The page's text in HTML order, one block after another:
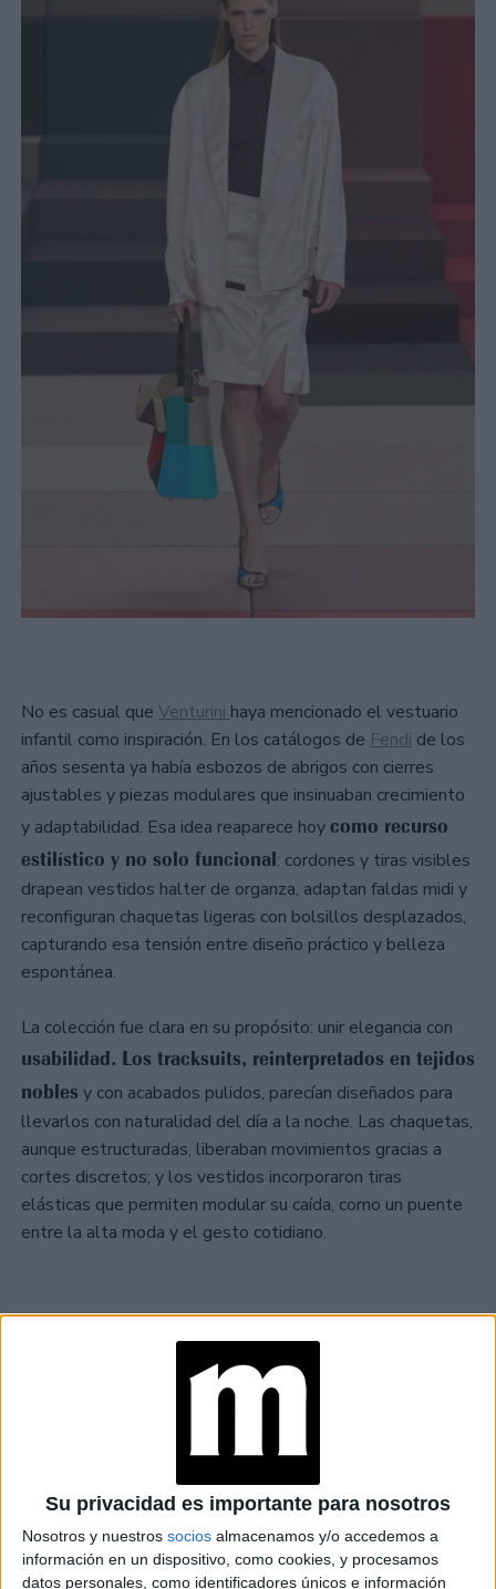
Su privacidad es importante para nosotros
Nosotros y nuestros socios almacenamos y/o accedemos a
información en un dispositivo, como cookies, y procesamos
datos personales, como identificadores únicos e información
No es casual que Venturini haya mencionado el vestuario
infantil como inspiración. En los catálogos de Fendi de los
años sesenta ya había esbozos de abrigos con cierres
ajustables y piezas modulares que insinuaban crecimiento
y adaptabilidad. Esa idea reaparece hoycomo recurso
estilístico y no solo funcional: cordones y tiras visibles
drapean vestidos halter de organza, adaptan faldas midi y
reconfiguran chaquetas ligeras con bolsillos desplazados,
capturando esa tensión entre diseño práctico y belleza
espontánea.
La colección fue clara en su propósito: unir elegancia con
usabilidad. Los tracksuits, reinterpretados en tejidos
nobles y con acabados pulidos, parecían diseñados para
llevarlos con naturalidad del día a la noche. Las chaquetas,
aunque estructuradas, liberaban movimientos gracias a
cortes discretos; y los vestidos incorporaron tiras
elásticas que permiten modular su caída, como un puente
entre la alta moda y el gesto cotidiano.
TAMBIÉN TE PUEDE INTERESAR
FENDI CELEBRA SU
CINCO
AMOR POR LA
MODA
KIM JONES
ABANDONA SU